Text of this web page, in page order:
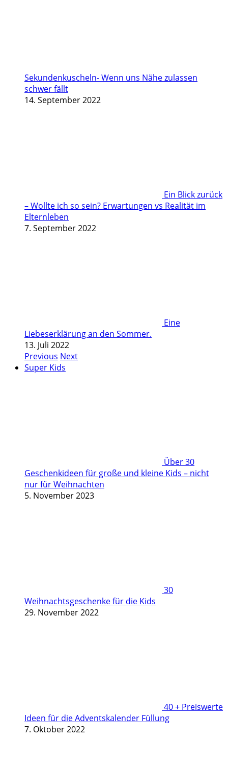
Sekundenkuscheln- Wenn uns Nähe zulassen
schwer fällt
14. September 2022
Ein Blick zurück
– Wollte ich so sein? Erwartungen vs Realität im
Elternleben
7. September 2022
Eine
Liebeserklärung an den Sommer.
13. Juli 2022
Previous Next
Super Kids
Über 30
Geschenkideen für große und kleine Kids – nicht
nur für Weihnachten
5. November 2023
30
Weihnachtsgeschenke für die Kids
29. November 2022
40 + Preiswerte
Ideen für die Adventskalender Füllung
7. Oktober 2022